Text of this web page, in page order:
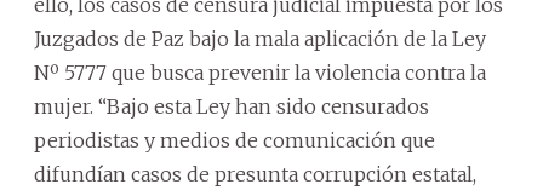
Juzgados de Paz bajo la mala aplicación de la Ley
Nº 5777 que busca prevenir la violencia contra la
mujer. “Bajo esta Ley han sido censurados
periodistas y medios de comunicación que
difundían casos de presunta corrupción estatal,